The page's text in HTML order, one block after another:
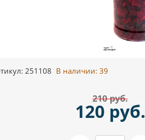
251108 В наличии: 39
210 руб.
120 руб.